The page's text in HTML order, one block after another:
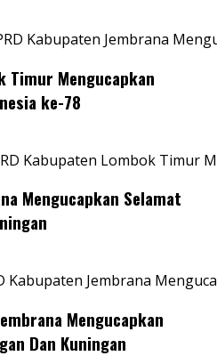
Kabupaten Jembrana
Timur Mengucapkan
ke-78
Kabupaten Lombok Timur
Mengucapkan Selamat
Kabupaten Jembrana
Mengucapkan
Dan Kuningan